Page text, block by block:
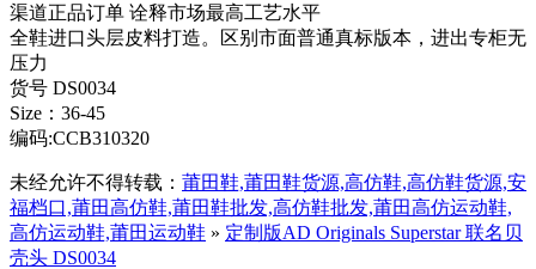
渠道正品订单 诠释市场最高工艺水平
全鞋进口头层皮料打造。区别市面普通真标版本，进出专柜无
压力
货号 DS0034
Size：36-45
编码:CCB310320
未经允许不得转载： 莆田鞋,莆田鞋货源,高仿鞋,高仿鞋货源,安
福档口,莆田高仿鞋,莆田鞋批发,高仿鞋批发,莆田高仿运动鞋,
高仿运动鞋,莆田运动鞋 » 定制版AD Originals Superstar 联名贝
壳头 DS0034